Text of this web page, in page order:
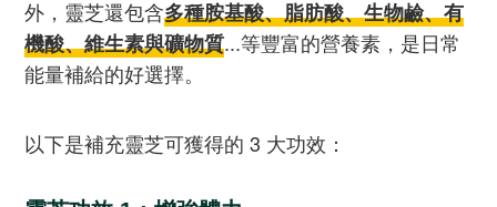
外，靈芝還包含多種胺基酸、脂肪酸、生物鹼、有
機酸、維生素與礦物質...等豐富的營養素，是日常
能量補給的好選擇。
以下是補充靈芝可獲得的 3 大功效：